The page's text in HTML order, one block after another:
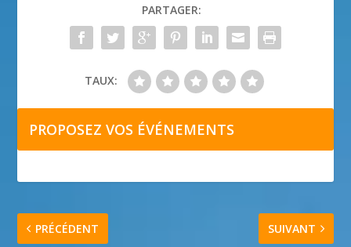
PARTAGER:
TAUX:
PROPOSEZ VOS ÉVÉNEMENTS
PRÉCÉDENT SUIVANT